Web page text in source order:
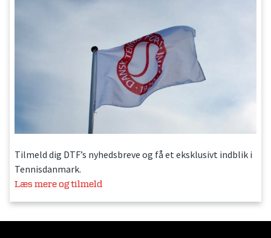
Tilmeld dig DTF’s nyhedsbreve og få et eksklusivt indblik i
Tennisdanmark.
Læs mere og tilmeld